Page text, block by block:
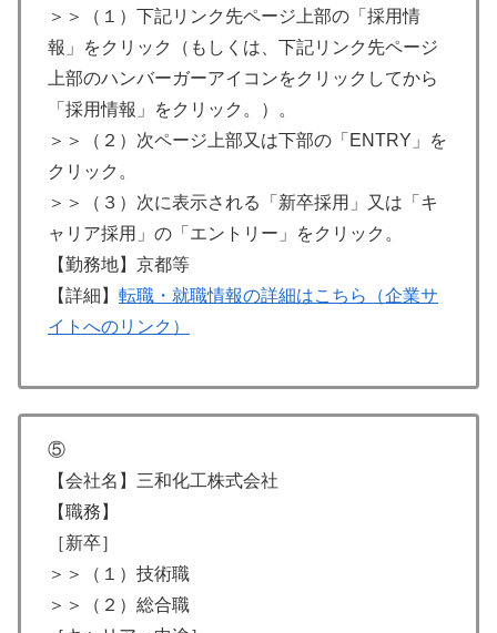
＞＞（１）下記リンク先ページ上部の「採用情
報」をクリック（もしくは、下記リンク先ページ
上部のハンバーガーアイコンをクリックしてから
「採用情報」をクリック。）。
＞＞（２）次ページ上部又は下部の「ENTRY」を
クリック。
＞＞（３）次に表示される「新卒採用」又は「キ
ャリア採用」の「エントリー」をクリック。
【勤務地】京都等
【詳細】 転職・就職情報の詳細はこちら（企業サ
イトへのリンク）
⑤
【会社名】三和化工株式会社
【職務】
［新卒］
＞＞（１）技術職
＞＞（２）総合職